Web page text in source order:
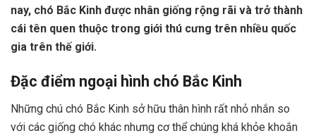
nay, chó Bắc Kinh được nhân giống rộng rãi và trở thành
cái tên quen thuộc trong giới thú cưng trên nhiều quốc
gia trên thế giới.
Đặc điểm ngoại hình chó Bắc Kinh
Những chú chó Bắc Kinh sở hữu thân hình rất nhỏ nhắn so
với các giống chó khác nhưng cơ thể chúng khá khỏe khoắn